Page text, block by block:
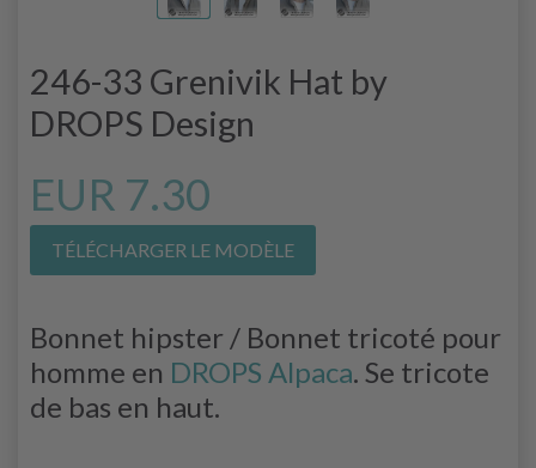
246-33 Grenivik Hat by
DROPS Design
EUR 7.30
TÉLÉCHARGER LE MODÈLE
Bonnet hipster / Bonnet tricoté pour
homme en DROPS Alpaca. Se tricote
de bas en haut.